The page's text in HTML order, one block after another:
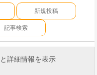
新規投稿
記事検索
詳細情報を表示